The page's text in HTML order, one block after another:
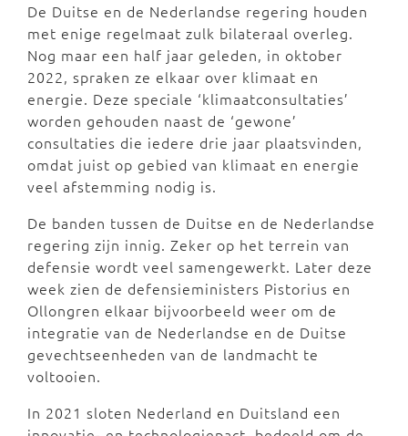
De Duitse en de Nederlandse regering houden
met enige regelmaat zulk bilateraal overleg.
Nog maar een half jaar geleden, in oktober
2022, spraken ze elkaar over klimaat en
energie. Deze speciale ‘klimaatconsultaties’
worden gehouden naast de ‘gewone’
consultaties die iedere drie jaar plaatsvinden,
omdat juist op gebied van klimaat en energie
veel afstemming nodig is.
De banden tussen de Duitse en de Nederlandse
regering zijn innig. Zeker op het terrein van
defensie wordt veel samengewerkt. Later deze
week zien de defensieministers Pistorius en
Ollongren elkaar bijvoorbeeld weer om de
integratie van de Nederlandse en de Duitse
gevechtseenheden van de landmacht te
voltooien.
In 2021 sloten Nederland en Duitsland een